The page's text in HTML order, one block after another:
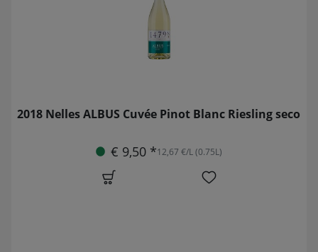
2018 Nelles ALBUS Cuvée Pinot Blanc Riesling seco
€ 9,50 *12,67 €/L (0.75L)